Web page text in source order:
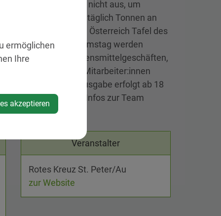
recht das Geld nicht aus, um
werden täglich Tonnen an
Hier setzt die Team Österreich Tafel des
Ö3 an. Jeden Samstag werden
lokalen Lebensmittelgeschäften,
von ehrenamtlichen Mitarbeiter:innen
gestellt. Die Ausgabe erfolgt ab 18
St. Peter/Au. Alle Infos zur Team
144 51 840.
Veranstalter
Rotes Kreuz St. Peter/Au
zur Website
ermöglichen
Ihre
akzeptieren